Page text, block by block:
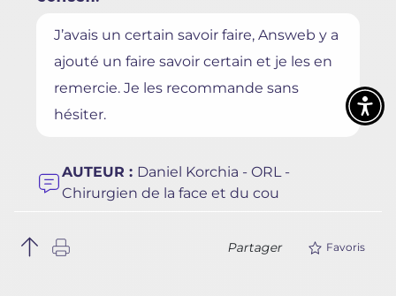
J’avais un certain savoir faire, Answeb y a
ajouté un faire savoir certain et je les en
remercie. Je les recommande sans
hésiter.
AUTEUR : Daniel Korchia - ORL -
Chirurgien de la face et du cou
Partager Favoris